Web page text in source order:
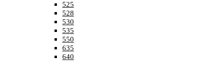
525
528
530
535
550
635
640